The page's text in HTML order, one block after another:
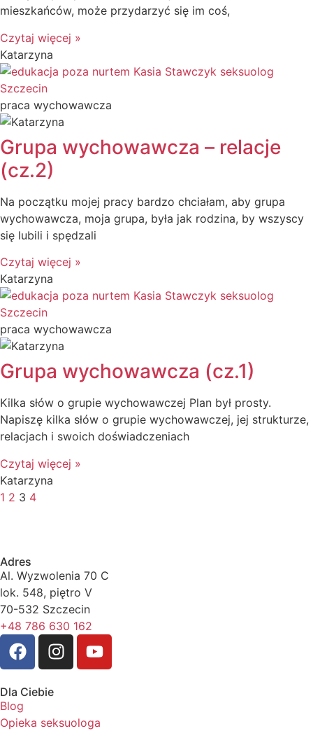
mieszkańców, może przydarzyć się im coś,
Czytaj więcej »
Katarzyna
praca wychowawcza
Grupa wychowawcza – relacje
(cz.2)
Na początku mojej pracy bardzo chciałam, aby grupa
wychowawcza, moja grupa, była jak rodzina, by wszyscy
się lubili i spędzali
Czytaj więcej »
Katarzyna
praca wychowawcza
Grupa wychowawcza (cz.1)
Kilka słów o grupie wychowawczej Plan był prosty.
Napiszę kilka słów o grupie wychowawczej, jej strukturze,
relacjach i swoich doświadczeniach
Czytaj więcej »
Katarzyna
1 2 3 4
Adres
Al. Wyzwolenia 70 C
lok. 548, piętro V
70-532 Szczecin
+48 786 630 162
Dla Ciebie
Blog
Opieka seksuologa